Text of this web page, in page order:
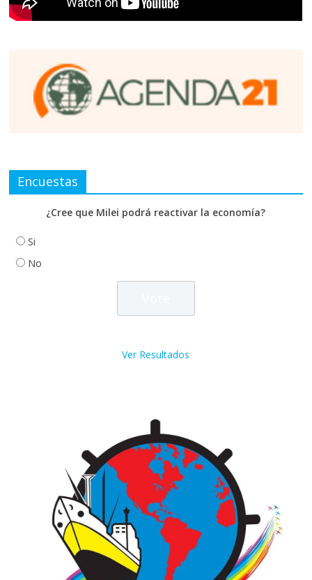
Encuestas
¿Cree que Milei podrá reactivar la economía?
Si
No
Ver Resultados